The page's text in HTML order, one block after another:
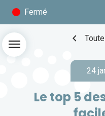
Fermé
menu chevron_left
24
Le top 5